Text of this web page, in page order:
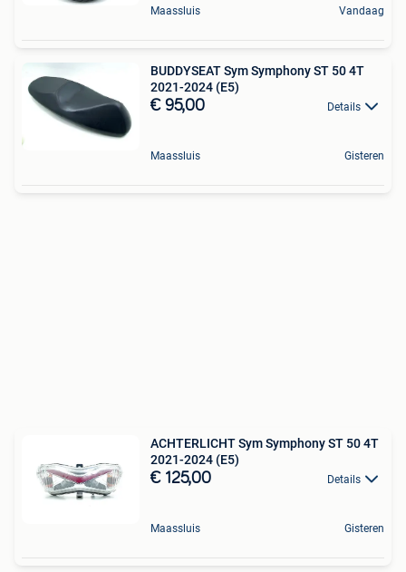
Maassluis Vandaag
BUDDYSEAT Sym Symphony ST 50 4T
2021-2024 (E5)
€ 95,00 Details
Maassluis Gisteren
ACHTERLICHT Sym Symphony ST 50 4T
2021-2024 (E5)
€ 125,00 Details
Maassluis Gisteren